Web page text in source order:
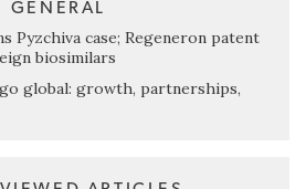
GENERAL
Pyzchiva case; Regeneron patent
biosimilars
global: growth, partnerships,